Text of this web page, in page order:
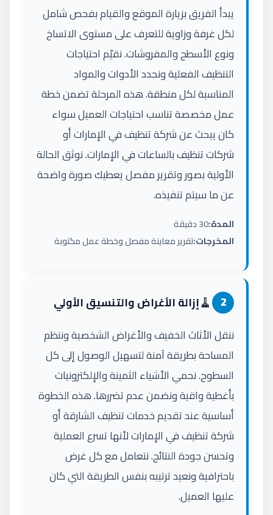
يبدأ الفريق بزيارة الموقع والقيام بفحص شامل
لكل غرفة وزاوية للتعرف على مستوى الاتساخ
ونوع الأسطح والمفروشات. نقيّم احتياجات
التنظيف الفعلية ونحدد الأدوات والمواد
المناسبة لكل منطقة. هذه المرحلة تضمن خطة
عمل مخصصة تناسب احتياجات العميل سواء
كان يبحث عن شركة تنظيف في الإمارات أو
شركات تنظيف بالساعات في الإمارات. نوثق الحالة
الأولية بصور وتقرير مفصل يعطيك صورة واضحة
عن ما سيتم تنفيذه.
المدة:30 دقيقة
المخرجات:تقرير معاينة مفصل وخطة عمل مكتوبة
2
🧹إزالة الأغراض والتنسيق الأولي
ننقل الأثاث الخفيف والأغراض الشخصية وننظم
المساحة بطريقة آمنة لتسهيل الوصول إلى كل
السطوح. نحمي الأشياء الثمينة والإلكترونيات
بأغطية واقية ونضمن عدم تضررها. هذه الخطوة
أساسية عند تقديم خدمات تنظيف الشارقة أو
شركة تنظيف في الإمارات لأنها تسرع العملية
وتحسن جودة النتائج. نتعامل مع كل غرض
باحترافية ونعيد ترتيبه بنفس الطريقة التي كان
عليها العميل.